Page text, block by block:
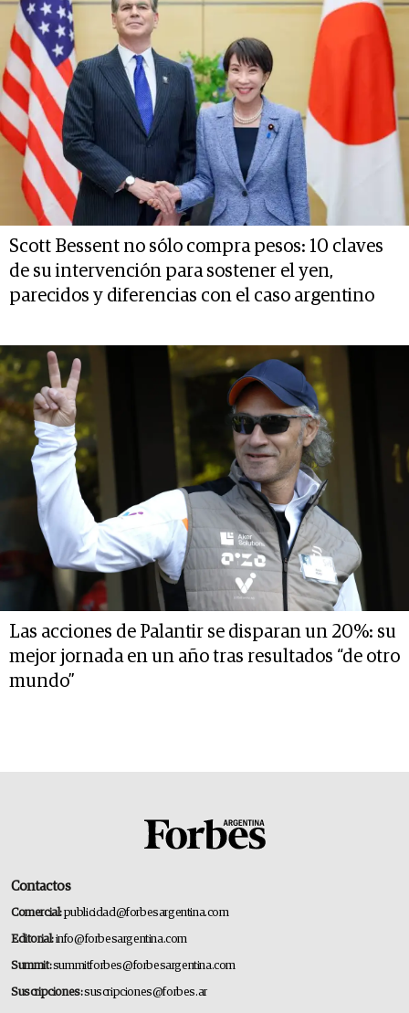
Scott Bessent no sólo compra pesos: 10 claves
de su intervención para sostener el yen,
parecidos y diferencias con el caso argentino
Las acciones de Palantir se disparan un 20%: su
mejor jornada en un año tras resultados “de otro
mundo”
Contactos
Comercial:publicidad@forbesargentina.com
Editorial:info@forbesargentina.com
Summit:summitforbes@forbesargentina.com
Suscripciones:suscripciones@forbes.ar